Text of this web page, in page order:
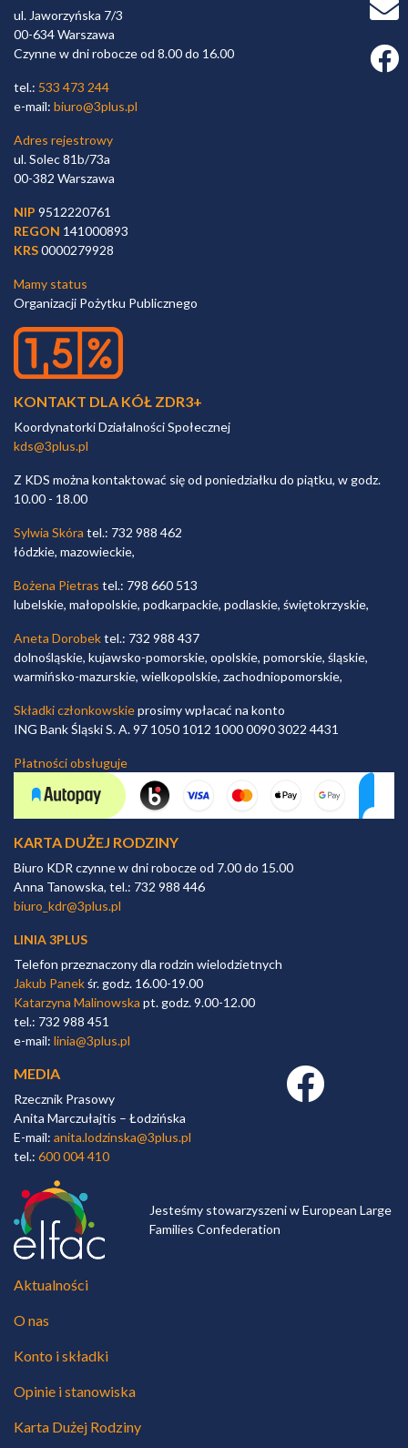
ul. Jaworzyńska 7/3
00-634 Warszawa
Czynne w dni robocze od 8.00 do 16.00
tel.: 533 473 244
e-mail: biuro@3plus.pl
Adres rejestrowy
ul. Solec 81b/73a
00-382 Warszawa
NIP 9512220761
REGON 141000893
KRS0000279928
Mamy status
Organizacji Pożytku Publicznego
KONTAKT DLA KÓŁ ZDR3+
Koordynatorki Działalności Społecznej
kds@3plus.pl
Z KDS można kontaktować się od poniedziałku do piątku, w godz.
10.00 - 18.00
Sylwia Skóra tel.: 732 988 462
łódzkie, mazowieckie,
Bożena Pietras tel.: 798 660 513
lubelskie, małopolskie, podkarpackie, podlaskie, świętokrzyskie,
Aneta Dorobektel.: 732 988 437
dolnośląskie, kujawsko-pomorskie, opolskie, pomorskie, śląskie,
warmińsko-mazurskie, wielkopolskie, zachodniopomorskie,
Składki członkowskieprosimy wpłacać na konto
ING Bank Śląski S. A. 97 1050 1012 1000 0090 3022 4431
Płatności obsługuje
KARTA DUŻEJ RODZINY
Biuro KDR czynne w dni robocze od 7.00 do 15.00
Anna Tanowska, tel.: 732 988 446
biuro_kdr@3plus.pl
LINIA 3PLUS
Telefon przeznaczony dla rodzin wielodzietnych
Jakub Panekśr. godz. 16.00-19.00
Katarzyna Malinowska pt. godz. 9.00-12.00
tel.: 732 988 451
e-mail: linia@3plus.pl
MEDIA
Rzecznik Prasowy
Anita Marczułajtis – Łodzińska
E-mail: anita.lodzinska@3plus.pl
tel.: 600 004 410
Facebook link
Jesteśmy stowarzyszeni w European Large
Families Confederation
Aktualności
O nas
Konto i składki
Opinie i stanowiska
Karta Dużej Rodziny